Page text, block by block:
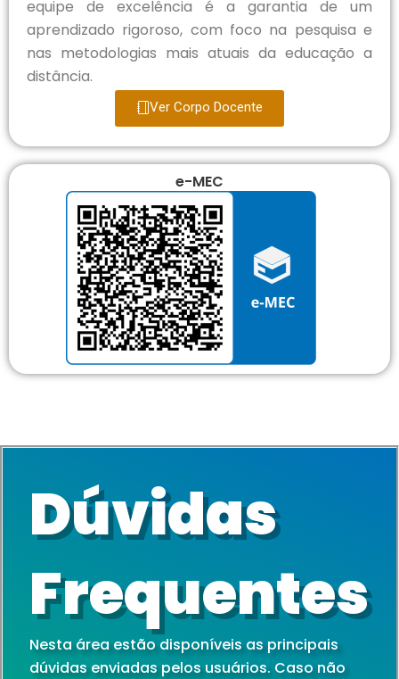
equipe de excelência é a garantia de um
aprendizado rigoroso, com foco na pesquisa e
nas metodologias mais atuais da educação a
distância.
Ver Corpo Docente
e-MEC
Dúvidas
Frequentes
Nesta área estão disponíveis as principais
dúvidas enviadas pelos usuários. Caso não